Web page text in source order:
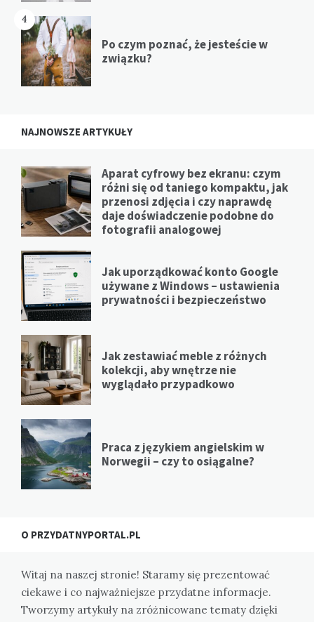
4
Po czym poznać, że jesteście w
związku?
NAJNOWSZE ARTYKUŁY
Aparat cyfrowy bez ekranu: czym
różni się od taniego kompaktu, jak
przenosi zdjęcia i czy naprawdę
daje doświadczenie podobne do
fotografii analogowej
Jak uporządkować konto Google
używane z Windows – ustawienia
prywatności i bezpieczeństwo
Jak zestawiać meble z różnych
kolekcji, aby wnętrze nie
wyglądało przypadkowo
Praca z językiem angielskim w
Norwegii – czy to osiągalne?
O PRZYDATNYPORTAL.PL
Witaj na naszej stronie! Staramy się prezentować
ciekawe i co najważniejsze przydatne informacje.
Tworzymy artykuły na zróżnicowane tematy dzięki